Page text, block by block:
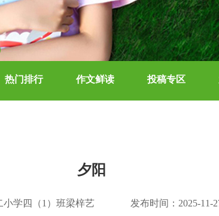
热门排行 作文鲜读 投稿专区
夕阳
学四（1）班梁梓艺 发布时间：2025-11-